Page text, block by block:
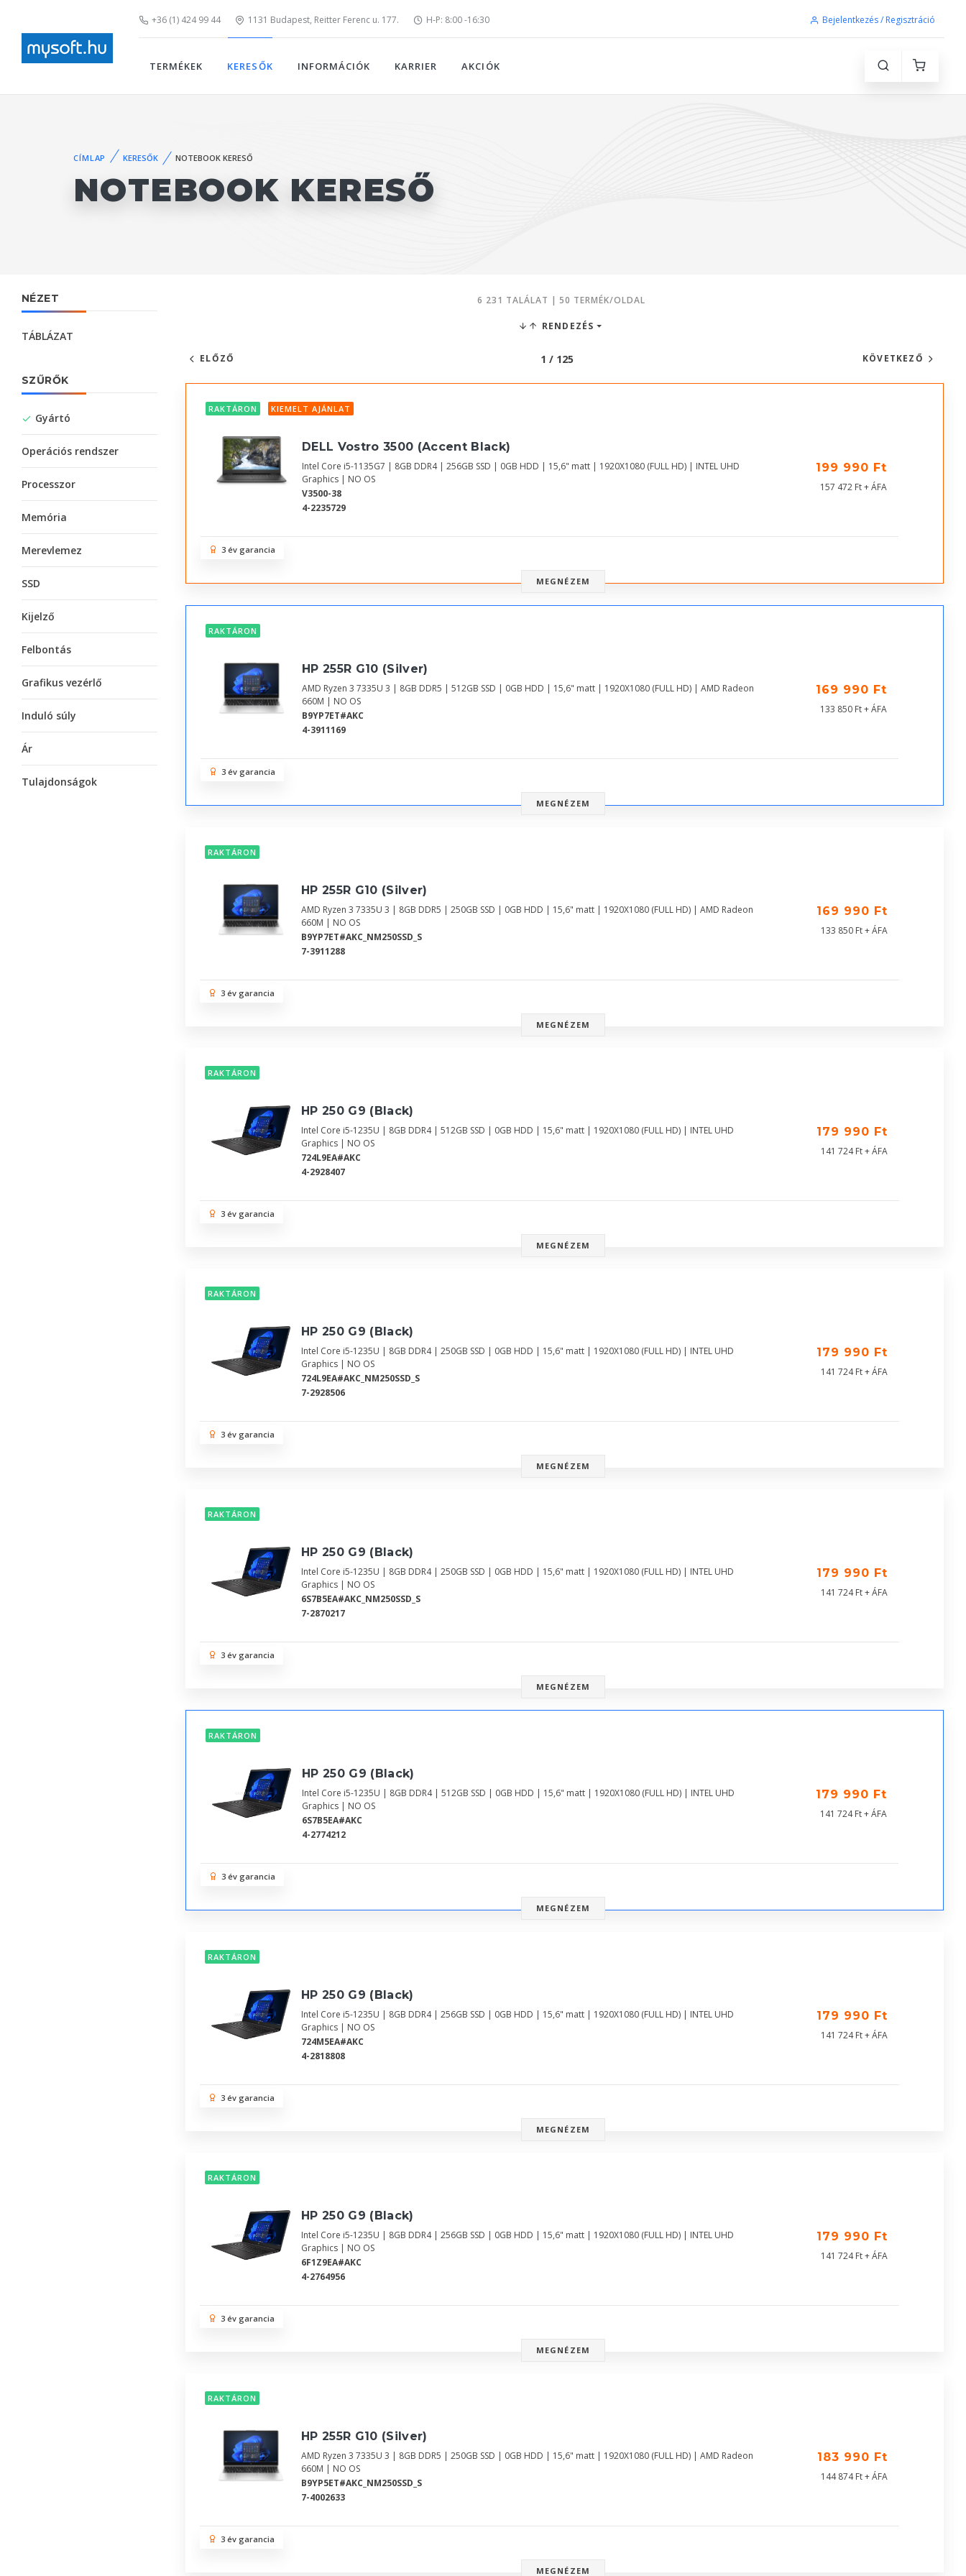
+36 (1) 424 99 44 1131 Budapest, Reitter Ferenc u. 177. H-P: 8:00 -16:30 Bejelentkezés / Regisztráció
TERMÉKEK KERESŐK INFORMÁCIÓK KARRIER AKCIÓK
CÍMLAP KERESŐK NOTEBOOK KERESŐ
NOTEBOOK KERESŐ
NÉZET
TÁBLÁZAT
SZŰRŐK
Gyártó
Operációs rendszer
Processzor
Memória
Merevlemez
SSD
Kijelző
Felbontás
Grafikus vezérlő
Induló súly
Ár
Tulajdonságok
6 231 TALÁLAT | 50 TERMÉK/OLDAL
RENDEZÉS
ELŐZŐ 1 / 125 KÖVETKEZŐ
RAKTÁRON KIEMELT AJÁNLAT
DELL Vostro 3500 (Accent Black)
Intel Core i5-1135G7 | 8GB DDR4 | 256GB SSD | 0GB HDD | 15,6" matt | 1920X1080 (FULL HD) | INTEL UHD
Graphics | NO OS
V3500-38
4-2235729
199 990 Ft
157 472 Ft + ÁFA
3 év garancia
MEGNÉZEM
RAKTÁRON
HP 255R G10 (Silver)
AMD Ryzen 3 7335U 3 | 8GB DDR5 | 512GB SSD | 0GB HDD | 15,6" matt | 1920X1080 (FULL HD) | AMD Radeon
660M | NO OS
B9YP7ET#AKC
4-3911169
169 990 Ft
133 850 Ft + ÁFA
3 év garancia
MEGNÉZEM
RAKTÁRON
HP 255R G10 (Silver)
AMD Ryzen 3 7335U 3 | 8GB DDR5 | 250GB SSD | 0GB HDD | 15,6" matt | 1920X1080 (FULL HD) | AMD Radeon
660M | NO OS
B9YP7ET#AKC_NM250SSD_S
7-3911288
169 990 Ft
133 850 Ft + ÁFA
3 év garancia
MEGNÉZEM
RAKTÁRON
HP 250 G9 (Black)
Intel Core i5-1235U | 8GB DDR4 | 512GB SSD | 0GB HDD | 15,6" matt | 1920X1080 (FULL HD) | INTEL UHD
Graphics | NO OS
724L9EA#AKC
4-2928407
179 990 Ft
141 724 Ft + ÁFA
3 év garancia
MEGNÉZEM
RAKTÁRON
HP 250 G9 (Black)
Intel Core i5-1235U | 8GB DDR4 | 250GB SSD | 0GB HDD | 15,6" matt | 1920X1080 (FULL HD) | INTEL UHD
Graphics | NO OS
724L9EA#AKC_NM250SSD_S
7-2928506
179 990 Ft
141 724 Ft + ÁFA
3 év garancia
MEGNÉZEM
RAKTÁRON
HP 250 G9 (Black)
Intel Core i5-1235U | 8GB DDR4 | 250GB SSD | 0GB HDD | 15,6" matt | 1920X1080 (FULL HD) | INTEL UHD
Graphics | NO OS
6S7B5EA#AKC_NM250SSD_S
7-2870217
179 990 Ft
141 724 Ft + ÁFA
3 év garancia
MEGNÉZEM
RAKTÁRON
HP 250 G9 (Black)
Intel Core i5-1235U | 8GB DDR4 | 512GB SSD | 0GB HDD | 15,6" matt | 1920X1080 (FULL HD) | INTEL UHD
Graphics | NO OS
6S7B5EA#AKC
4-2774212
179 990 Ft
141 724 Ft + ÁFA
3 év garancia
MEGNÉZEM
RAKTÁRON
HP 250 G9 (Black)
Intel Core i5-1235U | 8GB DDR4 | 256GB SSD | 0GB HDD | 15,6" matt | 1920X1080 (FULL HD) | INTEL UHD
Graphics | NO OS
724M5EA#AKC
4-2818808
179 990 Ft
141 724 Ft + ÁFA
3 év garancia
MEGNÉZEM
RAKTÁRON
HP 250 G9 (Black)
Intel Core i5-1235U | 8GB DDR4 | 256GB SSD | 0GB HDD | 15,6" matt | 1920X1080 (FULL HD) | INTEL UHD
Graphics | NO OS
6F1Z9EA#AKC
4-2764956
179 990 Ft
141 724 Ft + ÁFA
3 év garancia
MEGNÉZEM
RAKTÁRON
HP 255R G10 (Silver)
AMD Ryzen 3 7335U 3 | 8GB DDR5 | 250GB SSD | 0GB HDD | 15,6" matt | 1920X1080 (FULL HD) | AMD Radeon
660M | NO OS
B9YP5ET#AKC_NM250SSD_S
7-4002633
183 990 Ft
144 874 Ft + ÁFA
3 év garancia
MEGNÉZEM